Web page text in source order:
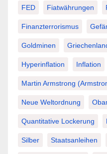
FED Fiatwährungen
Finanzterrorismus
Goldminen
Hyperinflation Inflation
Martin Armstrong
Neue Weltordnung
Quantitative Lockerung
Silber Staatsanleihen